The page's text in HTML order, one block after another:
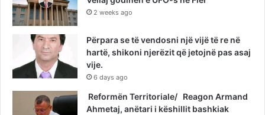
2 weeks ago
Përpara se të vendosni një vijë të re në
hartë, shikoni njerëzit që jetojnë pas asaj
vije.
6 days ago
Reformën Territoriale/ Reagon Armand
Ahmetaj, anëtari i këshillit bashkiak